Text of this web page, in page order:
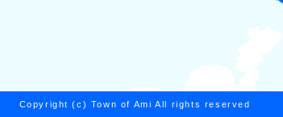
Copyright (c) Town of Ami All rights reserved